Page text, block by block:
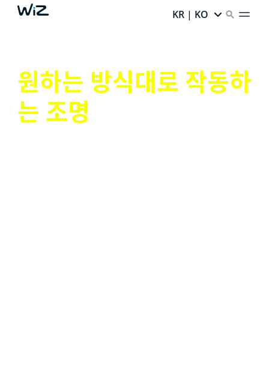
KR | KO
원하는 방식대로 작동하
는 조명